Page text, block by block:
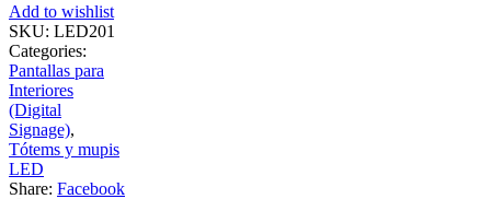
Add to wishlist
SKU: LED201
Categories:
Pantallas para
Interiores
(Digital
Signage),
Tótems y mupis
LED
Share: Facebook